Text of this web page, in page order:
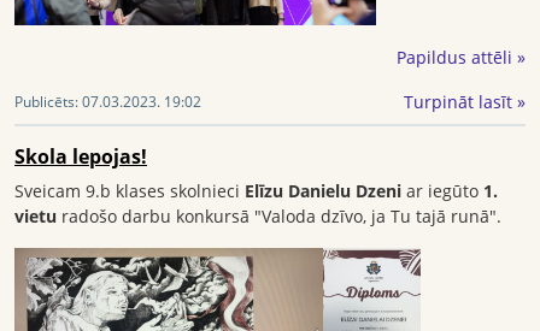
Papildus attēli »
Publicēts:07.03.2023. 19:02 Turpināt lasīt »
Skola lepojas!
Sveicam 9.b klases skolnieci Elīzu Danielu Dzeni ar iegūto 1.
vietu radošo darbu konkursā "Valoda dzīvo, ja Tu tajā runā".